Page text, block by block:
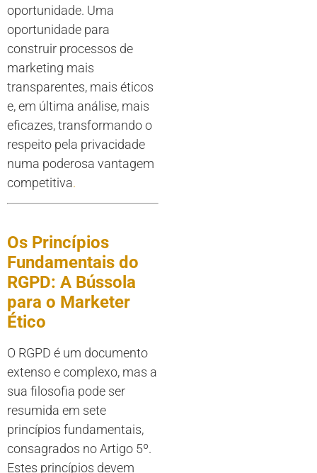
oportunidade. Uma
oportunidade para
construir processos de
marketing mais
transparentes, mais éticos
e, em última análise, mais
eficazes, transformando o
respeito pela privacidade
numa poderosa vantagem
competitiva.
Os Princípios
Fundamentais do
RGPD: A Bússola
para o Marketer
Ético
O RGPD é um documento
extenso e complexo, mas a
sua filosofia pode ser
resumida em sete
princípios fundamentais,
consagrados no Artigo 5º.
Estes princípios devem